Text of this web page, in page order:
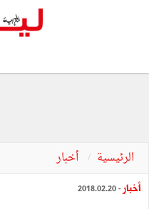
الرئيسية أخبار
أخبار - 2018.02.20